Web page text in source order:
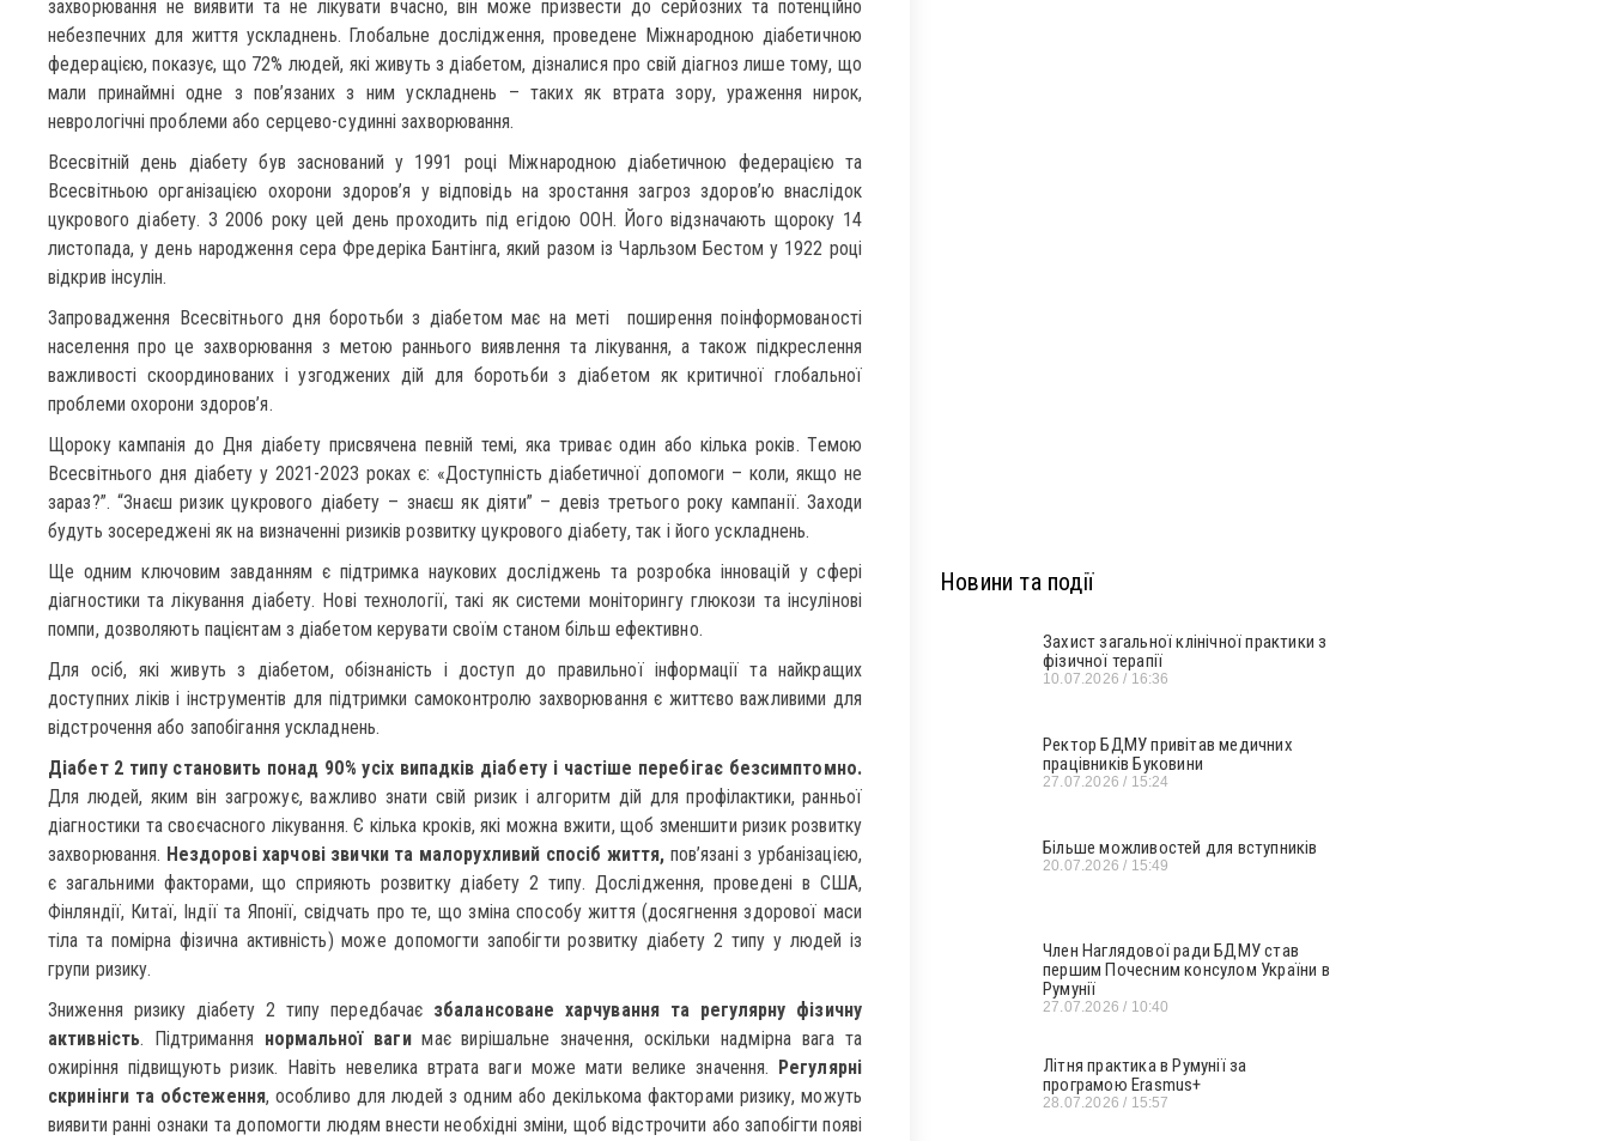
захворювання не виявити та не лікувати вчасно, він може призвести до серйозних та потенційно
небезпечних для життя ускладнень. Глобальне дослідження, проведене Міжнародною діабетичною
федерацією, показує, що 72% людей, які живуть з діабетом, дізналися про свій діагноз лише тому, що
мали принаймні одне з пов’язаних з ним ускладнень – таких як втрата зору, ураження нирок,
неврологічні проблеми або серцево-судинні захворювання.
Всесвітній день діабету був заснований у 1991 році Міжнародною діабетичною федерацією та
Всесвітньою організацією охорони здоров’я у відповідь на зростання загроз здоров’ю внаслідок
цукрового діабету. З 2006 року цей день проходить під егідою ООН. Його відзначають щороку 14
листопада, у день народження сера Фредеріка Бантінга, який разом із Чарльзом Бестом у 1922 році
відкрив інсулін.
Запровадження Всесвітнього дня боротьби з діабетом має на меті поширення поінформованості
населення про це захворювання з метою раннього виявлення та лікування, а також підкреслення
важливості скоординованих і узгоджених дій для боротьби з діабетом як критичної глобальної
проблеми охорони здоров’я.
Щороку кампанія до Дня діабету присвячена певній темі, яка триває один або кілька років. Темою
Всесвітнього дня діабету у 2021-2023 роках є: «Доступність діабетичної допомоги – коли, якщо не
зараз?”. “Знаєш ризик цукрового діабету – знаєш як діяти” – девіз третього року кампанії. Заходи
будуть зосереджені як на визначенні ризиків розвитку цукрового діабету, так і його ускладнень.
Ще одним ключовим завданням є підтримка наукових досліджень та розробка інновацій у сфері
діагностики та лікування діабету. Нові технології, такі як системи моніторингу глюкози та інсулінові
помпи, дозволяють пацієнтам з діабетом керувати своїм станом більш ефективно.
Для осіб, які живуть з діабетом, обізнаність і доступ до правильної інформації та найкращих
доступних ліків і інструментів для підтримки самоконтролю захворювання є життєво важливими для
відстрочення або запобігання ускладнень.
Діабет 2 типу становить понад 90% усіх випадків діабету і частіше перебігає безсимптомно.
Для людей, яким він загрожує, важливо знати свій ризик і алгоритм дій для профілактики, ранньої
діагностики та своєчасного лікування. Є кілька кроків, які можна вжити, щоб зменшити ризик розвитку
захворювання. Нездорові харчові звички та малорухливий спосіб життя, пов’язані з урбанізацією,
є загальними факторами, що сприяють розвитку діабету 2 типу. Дослідження, проведені в США,
Фінляндії, Китаї, Індії та Японії, свідчать про те, що зміна способу життя (досягнення здорової маси
тіла та помірна фізична активність) може допомогти запобігти розвитку діабету 2 типу у людей із
групи ризику.
Зниження ризику діабету 2 типу передбачає збалансоване харчування та регулярну фізичну
активність. Підтримання нормальної вагимає вирішальне значення, оскільки надмірна вага та
ожиріння підвищують ризик. Навіть невелика втрата ваги може мати велике значення. Регулярні
скринінги та обстеження, особливо для людей з одним або декількома факторами ризику, можуть
виявити ранні ознаки та допомогти людям внести необхідні зміни, щоб відстрочити або запобігти появі
Новини та події
Захист загальної клінічної практики з
фізичної терапії
10.07.2026 16:36
Ректор БДМУ привітав медичних
працівників Буковини
27.07.2026 15:24
Більше можливостей для вступників
20.07.2026 15:49
Член Наглядової ради БДМУ став
першим Почесним консулом України в
Румунії
27.07.2026 10:40
Літня практика в Румунії за
програмою Erasmus+
28.07.2026 15:57